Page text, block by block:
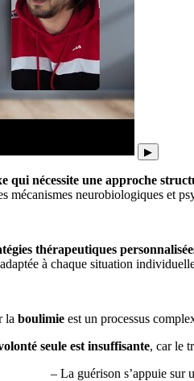
▶
qui nécessite une approche
mécanismes neurobiologiques et
thérapeutiques
à chaque situation
la boulimieest un processus
seule est insuffisante, car le
– La guérison s’appuie sur